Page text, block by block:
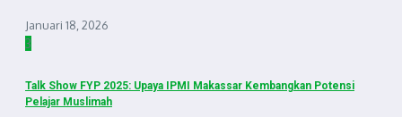
Januari 18, 2026
3
Talk Show FYP 2025: Upaya IPMI Makassar Kembangkan Potensi
Pelajar Muslimah